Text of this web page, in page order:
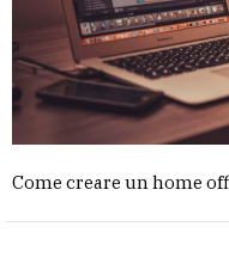
Come creare un home